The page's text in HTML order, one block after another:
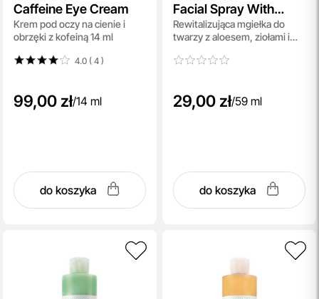
Caffeine Eye Cream
Krem pod oczy na cienie i
obrzęki z kofeiną 14 ml
4.0 ( 4)
99,00 zł/14 ml
do koszyka
Facial Spray With
Aloe, Herbs And
Rosewater
Rewitalizująca mgiełka do
twarzy z aloesem, ziołami i
29,00 zł/59 ml
do koszyka